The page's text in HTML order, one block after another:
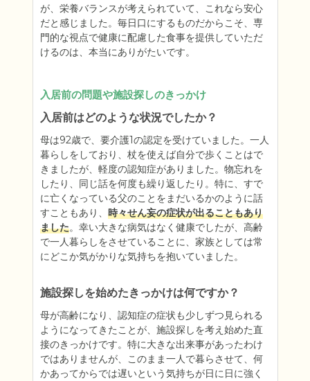
が、栄養バランスが考えられていて、これなら安心
だと感じました。毎日口にするものだからこそ、専
門的な視点で健康に配慮した食事を提供していただ
けるのは、本当にありがたいです。
入居前の問題や施設探しのきっかけ
入居前はどのような状況でしたか？
母は92歳で、要介護1の認定を受けていました。一人
暮らしをしており、杖を使えば自分で歩くことはで
きましたが、軽度の認知症がありました。物忘れを
したり、同じ話を何度も繰り返したり。特に、すで
に亡くなっている父のことをまだいるかのように話
すこともあり、 時々せん妄の症状が出ることもあり
ました。幸い大きな病気はなく健康でしたが、高齢
で一人暮らしをさせていることに、家族としては常
にどこか気がかりな気持ちを抱いていました。
施設探しを始めたきっかけは何ですか？
母が高齢になり、認知症の症状も少しずつ見られる
ようになってきたことが、施設探しを考え始めた直
接のきっかけです。特に大きな出来事があったわけ
ではありませんが、このまま一人で暮らさせて、何
かあってからでは遅いという気持ちが日に日に強く